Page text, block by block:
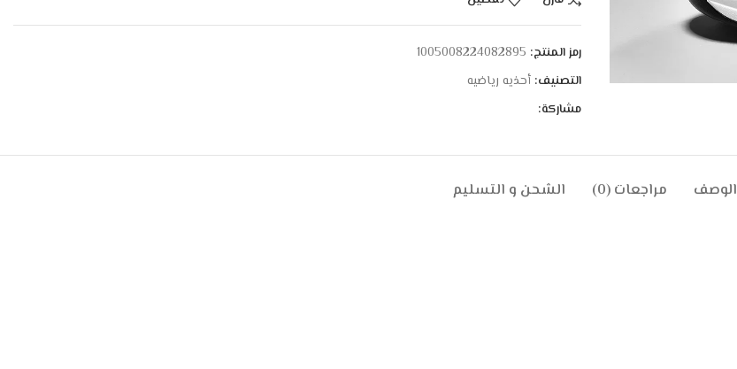
رمز المنتج: 1005008224082895
التصنيف: أحذيه رياضيه
مشاركة:
الوصف مراجعات (0) الشحن و التسليم